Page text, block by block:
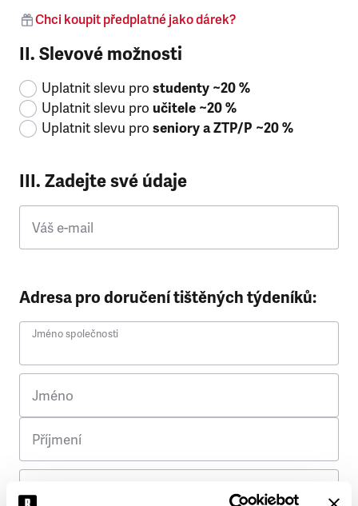
Chci koupit předplatné jako dárek?
II. Slevové možnosti
Uplatnit slevu pro studenty ~20 %
Uplatnit slevu pro učitele ~20 %
Uplatnit slevu pro seniory a ZTP/P ~20 %
III. Zadejte své údaje
Váš e-mail
Adresa pro doručení tištěných týdeníků:
Jméno společnosti
Jméno
Příjmení
Ulice